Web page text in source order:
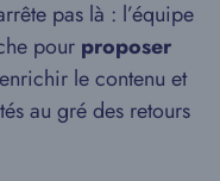
pas là : l’équipe
pour proposer
le contenu et
au gré des retours